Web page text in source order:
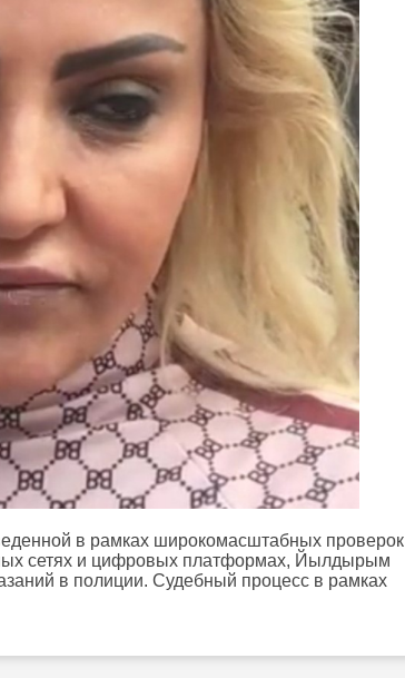
в рамках широкомасштабных проверок
сетях и цифровых платформах, Йылдырым
в полиции. Судебный процесс в рамках